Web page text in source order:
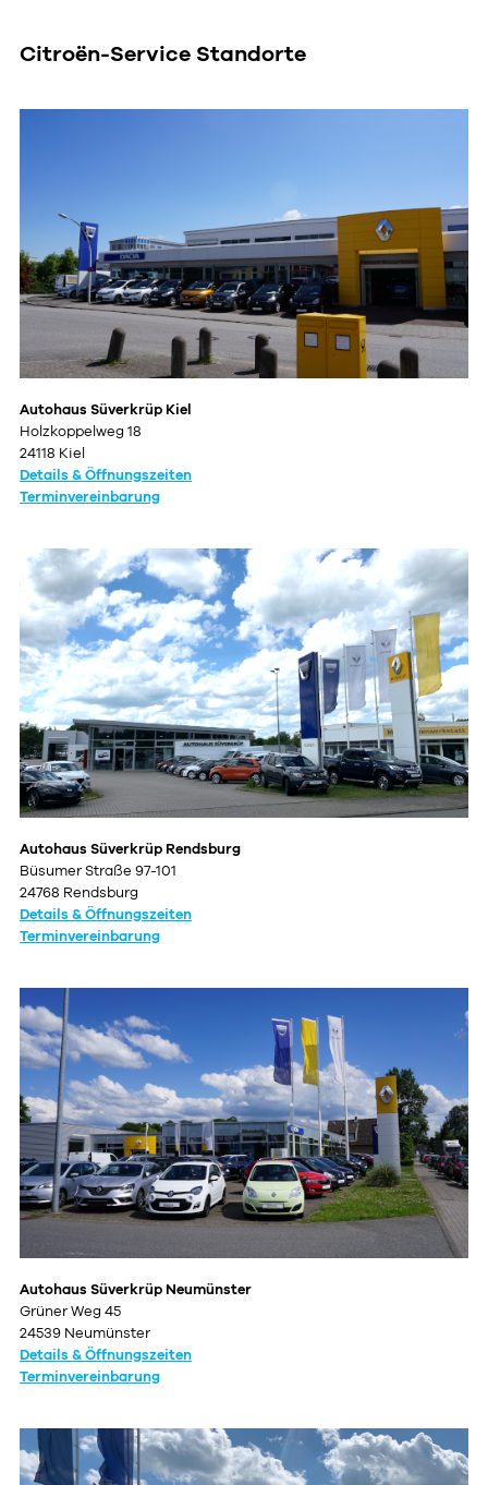
Citroën-Service Standorte
Autohaus Süverkrüp Kiel
Holzkoppelweg 18
24118 Kiel
Details & Öffnungszeiten
Terminvereinbarung
Autohaus Süverkrüp Rendsburg
Büsumer Straße 97-101
24768 Rendsburg
Details & Öffnungszeiten
Terminvereinbarung
Autohaus Süverkrüp Neumünster
Grüner Weg 45
24539 Neumünster
Details & Öffnungszeiten
Terminvereinbarung